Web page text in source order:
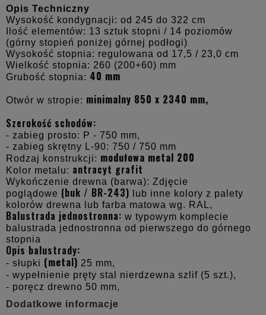
Opis Techniczny
Wysokość kondygnacji: od 245 do 322 cm
Ilość elementów: 13 sztuk stopni / 14 poziomów
(górny stopień poniżej górnej podłogi)
Wysokość stopnia: regulowana od 17,5 / 23,0 cm
Wielkość stopnia: 260 (200+60) mm
Grubość stopnia: 40 mm
Otwór w stropie: minimalny 850 x 2340 mm,
Szerokość schodów:
- zabieg prosto: P - 750 mm,
- zabieg skrętny L-90: 750 / 750 mm
Rodzaj konstrukcji: modułowa metal 200
Kolor metalu: antracyt grafit
Wykończenie drewna (barwa): Zdjęcie
poglądowe (buk / BR-243) lub inne kolory z palety
kolorów drewna lub farba matowa wg. RAL,
Balustrada jednostronna: w typowym komplecie
balustrada jednostronna od pierwszego do górnego
stopnia
Opis balustrady:
- słupki (metal) 25 mm,
- wypełnienie pręty stal nierdzewna szlif (5 szt.),
- poręcz drewno 50 mm,
Dodatkowe informacje